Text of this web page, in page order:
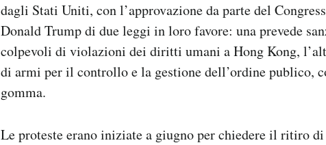
dagli Stati Uniti, con l’approvazione da parte del
Donald Trump di due leggi in loro favore: una prevede
colpevoli di violazioni dei diritti umani a Hong Kong,
di armi per il controllo e la gestione dell’ordine publico,
gomma.
Le proteste erano iniziate a giugno per chiedere il ritiro di